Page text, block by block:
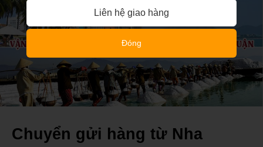
Chuyển gửi hàng từ Nha
Liên hệ giao hàng
Đóng